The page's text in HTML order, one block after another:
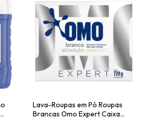
Lava-Roupas em Pó Roupas
Brancas Omo Expert Caixa